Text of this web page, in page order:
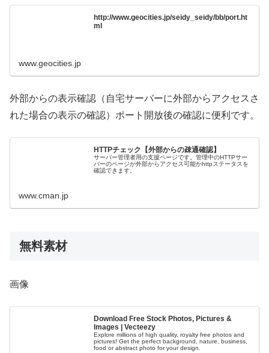
http://www.geocities.jp/seidy_seidy/bb/port.ht
ml
www.geocities.jp
外部からの表示確認（自宅サーバーに外部からアクセスさ
れた場合の表示の確認）ポート開放後の確認に便利です。
HTTPチェック【外部からの疎通確認】
サーバー管理者用の支援ページです。管理中のHTTPサー
バーのページが外部からアクセス可能かhttpステータスを
確認できます。
www.cman.jp
無料素材
画像
Download Free Stock Photos, Pictures &
Images | Vecteezy
Explore millions of high quality, royalty free photos and
pictures! Get the perfect background, nature, business,
food or abstract photo for your design.